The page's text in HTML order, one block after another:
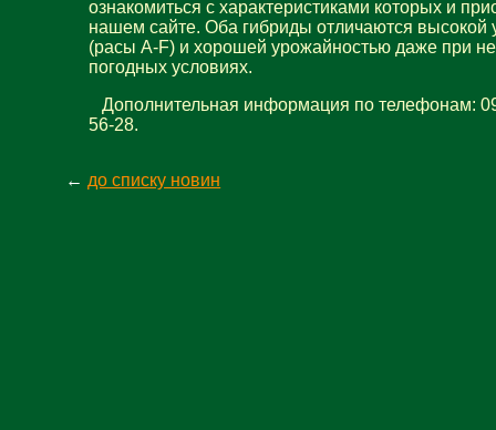
ознакомиться с характеристиками которых и
нашем сайте. Оба гибриды отличаются высокой
(расы A-F) и хорошей урожайностью даже при
погодных условиях.
Дополнительная информация по телефонам:
56-28.
← до списку новин